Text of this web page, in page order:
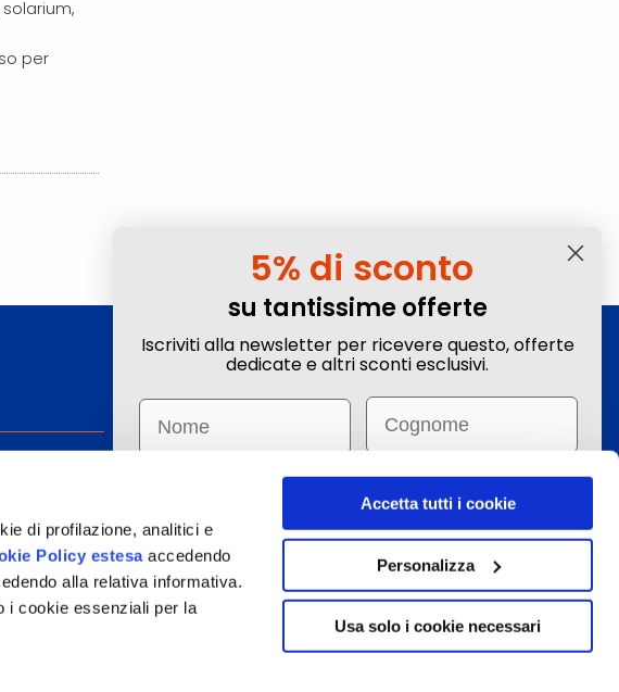
di profilazione, analitici e
Policy estesaaccedendo
alla relativa informativa.
i cookie essenziali per la
Accetta tutti i cookie
Personalizza
Usa solo i cookie necessari
per
Iscriviti alla Newsletter
Ottieni sconti e vantaggi esclusivi! Subito un
-5%
su tante offerte selezionate.
Invia
P.IVA: 01652670215. È venditore Ignas Tour S.p.A., Largo Cesare Battisti, 28 - 39044 Egna
5% di sconto
su tantissime offerte
Iscriviti alla newsletter per ricevere questo, offerte
dedicate e altri sconti esclusivi.
Name Email
Iscrivendomi dichiaro di aver preso visione dell’informativa
Desidero ricevere sconti e offerte personalizzate, basate sui miei
interessi e sulle mie abitudini di acquisto.
Iscrivimi